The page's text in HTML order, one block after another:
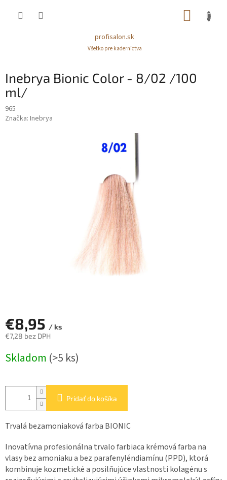
profisalon.sk
Všetko pre kaderníctva
Inebrya Bionic Color - 8/02 /100
ml/
965
Značka: Inebrya
€8,95 / ks
€7,28 bez DPH
cena:
Skladom (>5 ks)
Pridať do košíka
Trvalá bezamoniaková farba BIONIC
Inovatívna profesionálna trvalo farbiaca krémová farba na
vlasy bez amoniaku a bez parafenyléndiamínu (PPD), ktorá
kombinuje kozmetické a posilňujúce vlastnosti kolagénu s